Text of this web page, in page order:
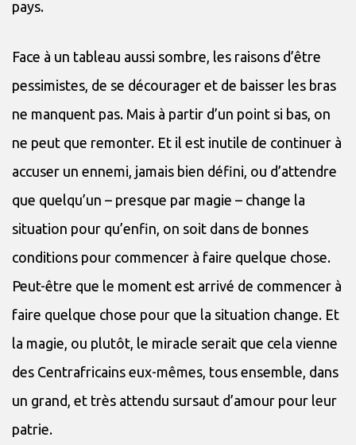
pays.
Face à un tableau aussi sombre, les raisons d’être
pessimistes, de se décourager et de baisser les bras
ne manquent pas. Mais à partir d’un point si bas, on
ne peut que remonter. Et il est inutile de continuer à
accuser un ennemi, jamais bien défini, ou d’attendre
que quelqu’un – presque par magie – change la
situation pour qu’enfin, on soit dans de bonnes
conditions pour commencer à faire quelque chose.
Peut-être que le moment est arrivé de commencer à
faire quelque chose pour que la situation change. Et
la magie, ou plutôt, le miracle serait que cela vienne
des Centrafricains eux-mêmes, tous ensemble, dans
un grand, et très attendu sursaut d’amour pour leur
patrie.